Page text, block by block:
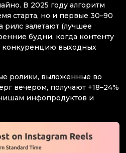
В 2025 году алгоритм
старта, но и первые 30–90
рилс залетают (лучшее
будни, когда контенту
конкуренцию выходных
ролики, выложенные во
вечером, получают +18–24%
инфопродуктов и